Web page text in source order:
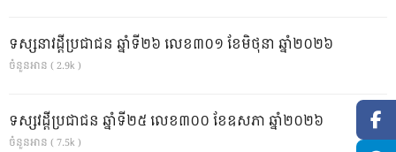
ទស្សនាវដ្ដីប្រជាជន ឆ្នាំទី២៦ លេខ៣០១ ខែមិថុនា ឆ្នាំ២០២៦
ចំនួនអាន ( 2.9k )
ទស្សវដ្តីប្រជាជន ឆ្នាំទី២៥ លេខ៣០០ ខែឧសភា ឆ្នាំ២០២៦
ចំនួនអាន ( 7.5k )